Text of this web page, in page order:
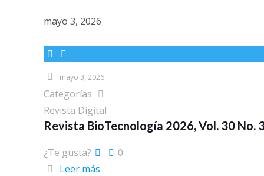
mayo 3, 2026
mayo 3, 2026
Categorías
Revista Digital
Revista BioTecnología 2026, Vol. 30 No.
¿Te gusta?
0
Leer más